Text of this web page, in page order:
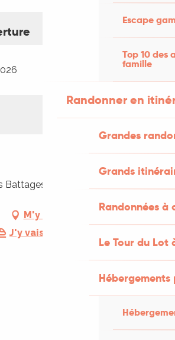
Escape
Top 10 des
famille
Randonner en
Grandes
Grands
Randonnées
Le Tour du Lot
Battages Le Bougayrou, 46200
M'y rendre
J'y vais en train !